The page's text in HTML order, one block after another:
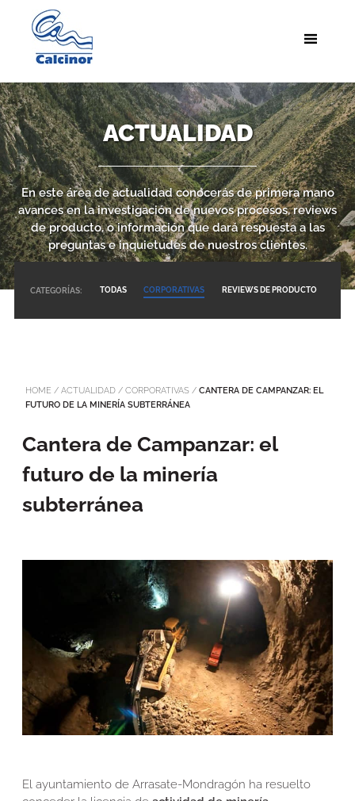
ACTUALIDAD
En este área de actualidad conocerás de primera mano
avances en la investigación de nuevos procesos, reviews
de producto, o información que dará respuesta a las
preguntas e inquietudes de nuestros clientes.
CATEGORÍAS: TODAS CORPORATIVAS REVIEWS DE PRODUCTO
HOME / ACTUALIDAD/ CORPORATIVAS/ CANTERA DE CAMPANZAR: EL
FUTURO DE LA MINERÍA SUBTERRÁNEA
Cantera de Campanzar: el
futuro de la minería
subterránea
El ayuntamiento de Arrasate-Mondragón ha resuelto